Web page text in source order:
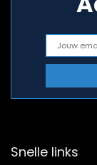
Snelle links